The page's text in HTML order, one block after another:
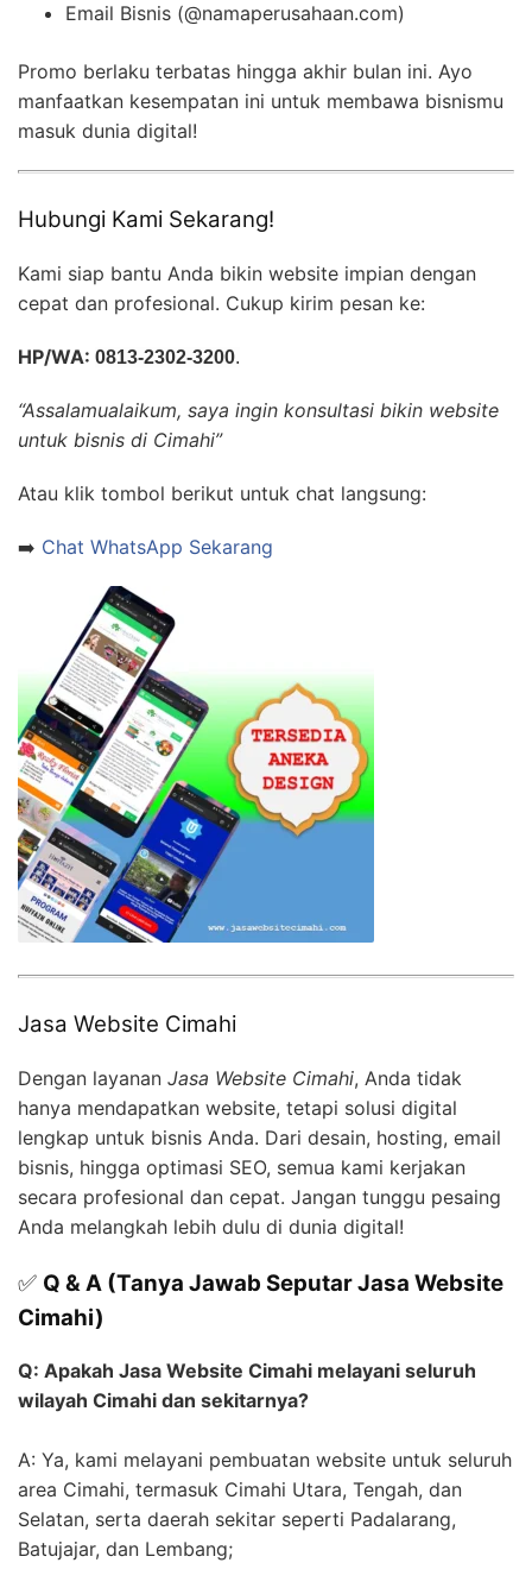
Email Bisnis (@namaperusahaan.com)
Promo berlaku terbatas hingga akhir bulan ini. Ayo
manfaatkan kesempatan ini untuk membawa bisnismu
masuk dunia digital!
Hubungi Kami Sekarang!
Kami siap bantu Anda bikin website impian dengan
cepat dan profesional. Cukup kirim pesan ke:
HP/WA: 0813-2302-3200.
“Assalamualaikum, saya ingin konsultasi bikin website
untuk bisnis di Cimahi”
Atau klik tombol berikut untuk chat langsung:
➡️ Chat WhatsApp Sekarang
Jasa Website Cimahi
Dengan layanan Jasa Website Cimahi, Anda tidak
hanya mendapatkan website, tetapi solusi digital
lengkap untuk bisnis Anda. Dari desain, hosting, email
bisnis, hingga optimasi SEO, semua kami kerjakan
secara profesional dan cepat. Jangan tunggu pesaing
Anda melangkah lebih dulu di dunia digital!
✅ Q & A (Tanya Jawab Seputar Jasa Website
Cimahi)
Q: Apakah Jasa Website Cimahi melayani seluruh
wilayah Cimahi dan sekitarnya?
A: Ya, kami melayani pembuatan website untuk seluruh
area Cimahi, termasuk Cimahi Utara, Tengah, dan
Selatan, serta daerah sekitar seperti Padalarang,
Batujajar, dan Lembang;